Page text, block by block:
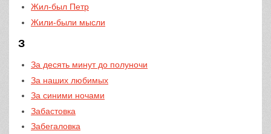
Жил-был Петр
Жили-были мысли
З
За десять минут до полуночи
За наших любимых
За синими ночами
Забастовка
Забегаловка